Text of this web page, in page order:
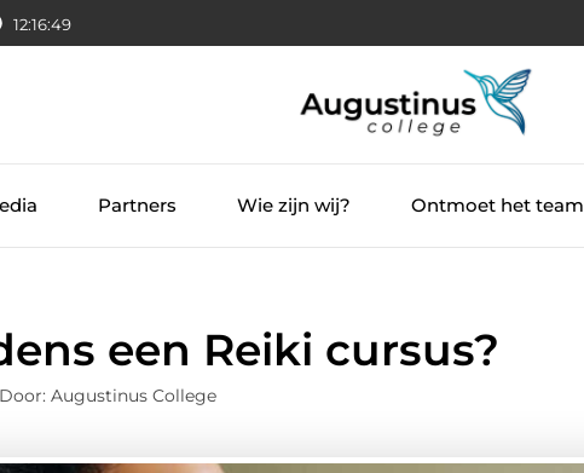
12:16:50
Partners Wie zijn wij? Ontmoet het team
een Reiki cursus?
Augustinus College